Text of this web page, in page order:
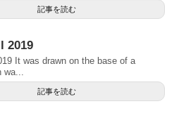
記事を読む
2019
It was drawn on the base of a
記事を読む